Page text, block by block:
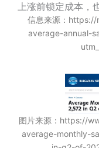
上涨前锁定成本，
信息来源：
average-annual-
图片来源：https://
average-monthly-